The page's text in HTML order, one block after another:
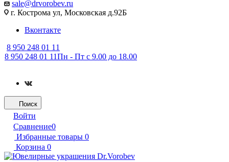
sale@drvorobev.ru
г. Кострома ул, Московская д.92Б
Вконтакте
8 950 248 01 11
8 950 248 01 11Пн - Пт с 9.00 до 18.00
Поиск
Войти
Сравнение0
Избранные товары 0
Корзина 0